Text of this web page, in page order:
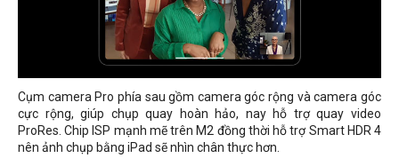
Cụm camera Pro phía sau gồm camera góc rộng và camera góc
cực rộng, giúp chụp quay hoàn hảo, nay hỗ trợ quay video
ProRes. Chip ISP mạnh mẽ trên M2 đồng thời hỗ trợ Smart HDR 4
nên ảnh chụp bằng iPad sẽ nhìn chân thực hơn.